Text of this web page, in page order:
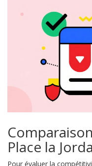
Place la
Pour évaluer la